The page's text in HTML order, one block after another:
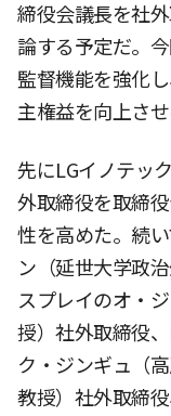
締役会議長を社
論する予定だ。
監督機能を強化
主権益を向上さ
先にLGイノテッ
外取締役を取締
性を高めた。続
ン（延世大学政
スプレイのオ・
授）社外取締役
ク・ジンギュ（
教授）社外取締